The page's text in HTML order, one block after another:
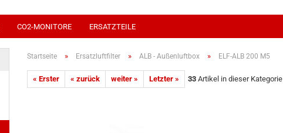
CO2-MONITORE ERSATZTEILE
Startseite » Ersatzluftfilter » ALB - Außenluftbox » ELF-ALB 200 M5
« Erster « zurück weiter » Letzter » 33 Artikel in dieser Kategorie